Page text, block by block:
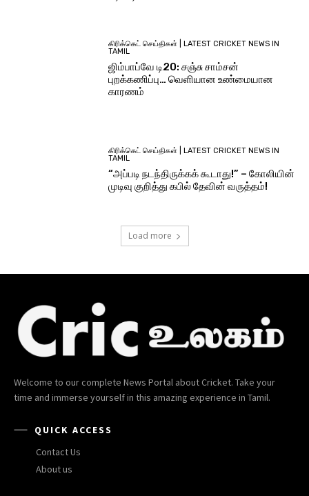
கிரிக்கெட் செய்திகள் | LATEST CRICKET NEWS IN
TAMIL
ஜிம்பாப்வே டி20: சஞ்சு சாம்சன்
புறக்கணிப்பு… வெளியான உண்மையான
காரணம்
கிரிக்கெட் செய்திகள் | LATEST CRICKET NEWS IN
TAMIL
“அப்படி நடந்திருக்கக் கூடாது!” – கோலியின்
முடிவு குறித்து கபில் தேவின் வருத்தம்!
Load more
Welcome to our complete News Portal about Cricket. Take your
time and immerse yourself in this amazing experience in Tamil.
QUICK ACCESS
Contact Us
About us